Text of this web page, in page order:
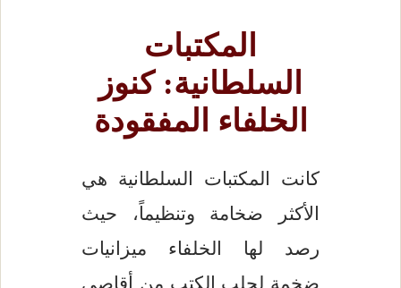
المكتبات
السلطانية: كنوز
الخلفاء المفقودة
كانت المكتبات السلطانية هي
الأكثر ضخامة وتنظيماً، حيث
رصد لها الخلفاء ميزانيات
ضخمة لجلب الكتب من أقاصي